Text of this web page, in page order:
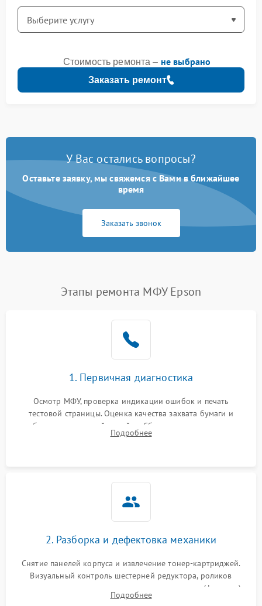
Заказать ремонт
Стоимость ремонта – не выбрано
У Вас остались вопросы?
Оставьте заявку, мы свяжемся с Вами в ближайшее
время
Заказать звонок
Этапы ремонта МФУ Epson
1. Первичная диагностика
Осмотр МФУ, проверка индикации ошибок и печать
тестовой страницы. Оценка качества захвата бумаги и
работы сканирующей линейки. Сбор данных о замятиях,
дефектах изображения или посторонних шумах при работе.
Подробнее
2. Разборка и дефектовка механики
Снятие панелей корпуса и извлечение тонер-картриджей.
Визуальный контроль шестерней редуктора, роликов
захвата, термопленки и прижимного вала в печи (фьюзере).
Проверка оптики сканера на загрязнения.
Подробнее